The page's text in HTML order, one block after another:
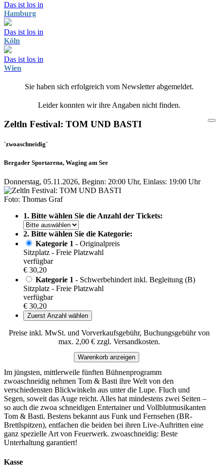
Das ist los in
Hamburg
Das ist los in
Köln
Das ist los in
Wien
Sie haben sich erfolgreich vom Newsletter abgemeldet.
Leider konnten wir ihre Angaben nicht finden.
Zeltln Festival: TOM UND BASTI
`zwoaschneidig´
Bergader Sportarena, Waging am See
Donnerstag, 05.11.2026, Beginn: 20:00 Uhr, Einlass: 19:00 Uhr
Foto: Thomas Graf
1. Bitte wählen Sie die Anzahl der Tickets:
2. Bitte wählen Sie die Kategorie:
Kategorie 1 - Originalpreis
Sitzplatz - Freie Platzwahl
verfügbar
€ 30,20
Kategorie 1 - Schwerbehindert inkl. Begleitung (B)
Sitzplatz - Freie Platzwahl
verfügbar
€ 30,20
Zuerst Anzahl wählen
Preise inkl. MwSt. und Vorverkaufsgebühr, Buchungsgebühr von
max. 2,00 € zzgl. Versandkosten.
Warenkorb anzeigen
Im jüngsten, mittlerweile fünften Bühnenprogramm
zwoaschneidig nehmen Tom & Basti ihre Welt von den
verschiedensten Blickwinkeln aus unter die Lupe. Fluch und
Segen, soweit das Auge reicht. Alles hat mindestens zwei Seiten –
so auch die zwoa schneidigen Entertainer und Vollblutmusikanten
Tom & Basti. Bestens bekannt aus Funk und Fernsehen (BR-
Brettlspitzen), entfachen die beiden bei ihren Live-Auftritten eine
ganz spezielle Art von Feuerwerk. zwoaschneidig: Beste
Unterhaltung garantiert!
Kasse